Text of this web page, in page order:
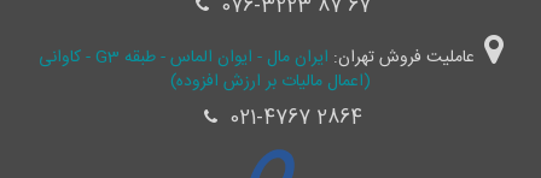
076-3223 87 67
عاملیت فروش تهران:
ایران مال - ایوان الماس - طبقه G3 - کاوانی
(اعمال مالیات بر ارزش افزوده)
021-4767 2864